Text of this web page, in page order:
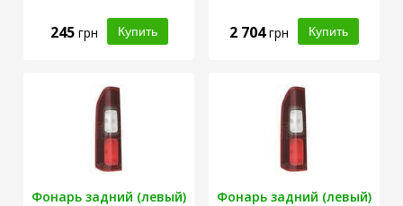
245 грн 2 704грн
Фонарь задний (левый) Фонарь задний (левый)